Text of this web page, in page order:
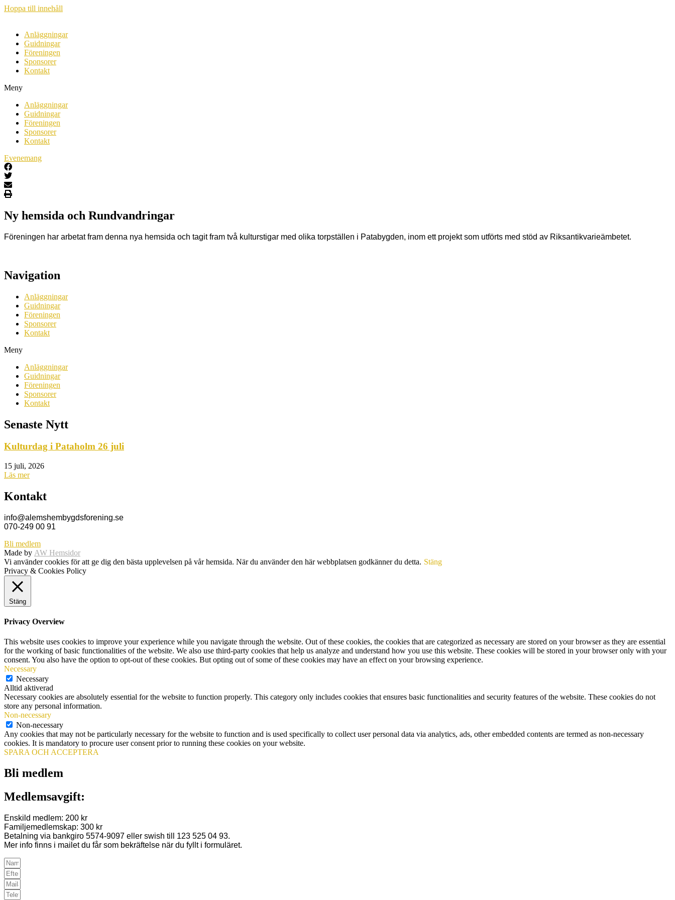
Hoppa till innehåll
Anläggningar
Guidningar
Föreningen
Sponsorer
Kontakt
Meny
Anläggningar
Guidningar
Föreningen
Sponsorer
Kontakt
Evenemang
Ny hemsida och Rundvandringar
Föreningen har arbetat fram denna nya hemsida och tagit fram två kulturstigar med olika torpställen i Patabygden, inom ett projekt som utförts med stöd av Riksantikvarieämbetet.
Navigation
Anläggningar
Guidningar
Föreningen
Sponsorer
Kontakt
Meny
Anläggningar
Guidningar
Föreningen
Sponsorer
Kontakt
Senaste Nytt
Kulturdag i Pataholm 26 juli
15 juli, 2026
Läs mer
Kontakt
info@alemshembygdsforening.se
070-249 00 91
Bli medlem
Made by AW Hemsidor
Vi använder cookies för att ge dig den bästa upplevelsen på vår hemsida. När du använder den här webbplatsen godkänner du detta. Stäng
Privacy & Cookies Policy
Stäng
Privacy Overview
This website uses cookies to improve your experience while you navigate through the website. Out of these cookies, the cookies that are categorized as necessary are stored on your browser as they are essential
for the working of basic functionalities of the website. We also use third-party cookies that help us analyze and understand how you use this website. These cookies will be stored in your browser only with your
consent. You also have the option to opt-out of these cookies. But opting out of some of these cookies may have an effect on your browsing experience.
Necessary
Necessary
Alltid aktiverad
Necessary cookies are absolutely essential for the website to function properly. This category only includes cookies that ensures basic functionalities and security features of the website. These cookies do not
store any personal information.
Non-necessary
Non-necessary
Any cookies that may not be particularly necessary for the website to function and is used specifically to collect user personal data via analytics, ads, other embedded contents are termed as non-necessary
cookies. It is mandatory to procure user consent prior to running these cookies on your website.
SPARA OCH ACCEPTERA
Bli medlem
Medlemsavgift:
Enskild medlem: 200 kr
Familjemedlemskap: 300 kr
Betalning via bankgiro 5574-9097 eller swish till 123 525 04 93.
Mer info finns i mailet du får som bekräftelse när du fyllt i formuläret.